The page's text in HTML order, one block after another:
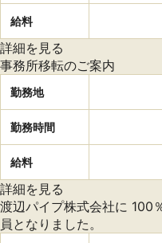
給料
詳細を見る
事務所移転のご案内
勤務地
勤務時間
給料
詳細を見る
渡辺パイプ株式会社に 100
員となりました。